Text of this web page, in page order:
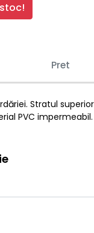
Pret
Stratul
PVC impermeabil.